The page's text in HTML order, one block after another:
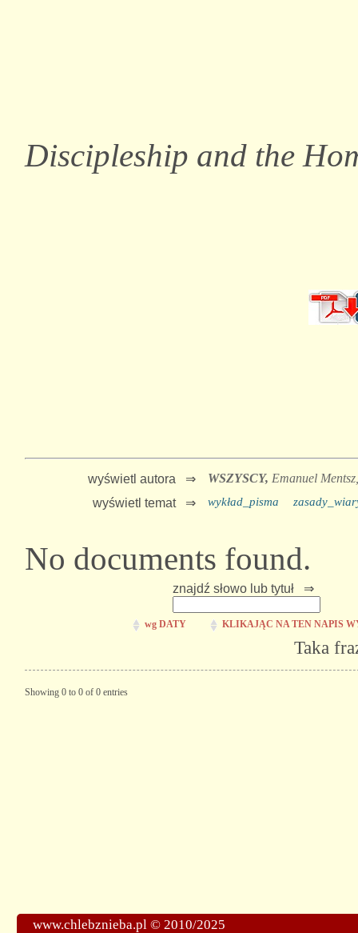
Discipleship and the
wyświetl autora ⇒ WSZYSCY, Emanuel
wyświetl temat ⇒
wykład_pisma
No documents found.
znajdź słowo lub tytuł ⇒
wg DATY KLIKAJĄC NA TEN NAPIS
Taka
Showing 0 to 0 of 0 entries
www.chlebznieba.pl © 2010/2025